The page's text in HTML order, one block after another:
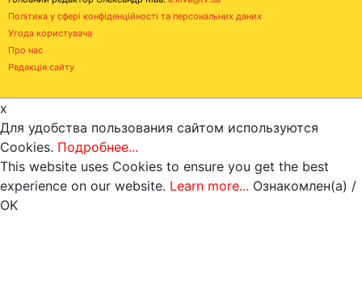
Політика у сфері конфіденційності та персональних даних
Угода користувача
Про нас
Редакція сайту
x
Для удобства пользования сайтом используются
Cookies. Подробнее...
This website uses Cookies to ensure you get the best
experience on our website. Learn more... Ознакомлен(а) /
OK